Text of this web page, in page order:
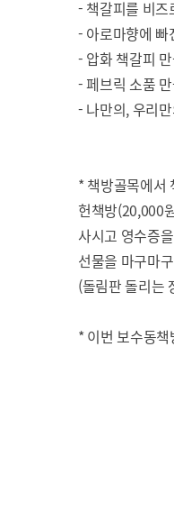
- 책갈피를 비즈
- 아로마향에 빠
- 압화 책갈피
- 페브릭 소품
- 나만의, 우리
* 책방골목에서
헌책방(20,000
사시고 영수증
선물을 마구마
(돌림판 돌리는
* 이번 보수동